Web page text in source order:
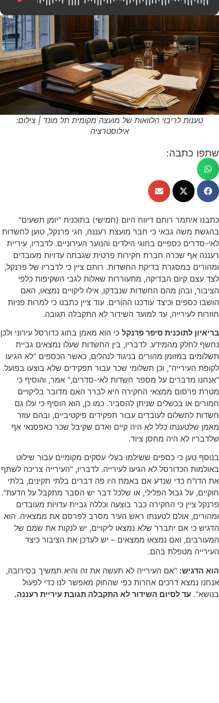
0:00
טענות לריבוי הלוואות של מועצה מקומית תל מונד | צילום:
אילוסטרציה
שתפו כתבה:
כתבנו איתמר רותם דיווח היום (חמישי) בתוכנית "יומן תשעים"
בהגשת משה גבאי כי חבר מועצת רעננה, חגי פרנקל, טוען לחשדות
לאי-סדרים כספיים בחוגי הילדים והנוער העירוניים. לדבריו, עיריית
רעננה אף שכרה חברת חקירות פרטית שגבתה עדויות מעובדים
ומהורים במסגרת בדיקת החשדות. רותם ציין כי לדבריו של פרנקל,
לצד עצם קיום הבדיקה, מתעוררות שאלות לגבי השקיפות כלפי
הציבור, ובהן מהם החשדות שנבדקו, אילו ליקויים נמצאו, האם
הושבו כספים וכיצד עודכנו ההורים. עוד ציין כתבנו כי למרות פניות
חוזרות לעירייה, עד למועד השידור לא התקבלה תגובה.
בריאיון לתוכנית סיפר פרנקל כי הוא מאמן בחוג כדורסל עירוני ולכן
נחשף לחלק מהמידע. לדבריו, בין החשדות שעלו נמצאים גביית
תשלומים במזומן מהורים בניגוד לנהלים, כאשר הכספים "לא הגיעו
לקופת העירייה", וכן תשלומי שכר עבור תפקידים שלא בוצעו בפועל.
"אנחנו מדברים על מספר חשדות לאי-סדרים," אמר, והוסיף כי
מטרת פרסום ממצאי החקירה היא לברר האם מדובר בליקויים
חמורים או בכשלים שניתן להסביר. כמו כן, הוא הוסיף כי עלו גם
חשדות לתשלום לעובדים עבור תפקידים פיקטיביים, ובהם עוזר
מאמן שלטענתו כלל לא היה קיים ואדם שקיבל שכר כאפסנאי אף
שלדבריו לא היה מחסן ציוד.
בנוסף טען כי כספים ששילמו בעלי עסקים מקומיים עבור שילוט
באולמות הכדורסל לא הגיעו לעירייה. לדבריו, "העירייה צריכה לשתף
את הדו"ח כדי שנדע אם באמת היו פה דברים בלתי תקינים, בלתי
חוקיים, על גבול הפלילי, או שלכל דבר יש הסבר מתקבל על הדעת".
פרנקל ציין כי החקירה כבר בוצעה וכללה גביית עדויות מעובדים
ומהורים, אולם לטענתו ראש העיר מסרב לפרסם את ממצאיה. הוא
הדגיש כי אם יתברר שלא נמצאו ליקויים, יש לנקות את שמם של
המעורבים, ואם נמצאו ממצאים – יש לעדכן את הציבור כיצד
העירייה מטפלת בהם.
הוא הדגיש: "אם העירייה לא תעשה את זה והיא תמשיך בסירובה,
אנחנו נמצא דרכים אחרות כפי שהחוק מאפשר לנו כדי לפעול
בנושא". עד לסיום השידור לא התקבלה תגובת עיריית רעננה.